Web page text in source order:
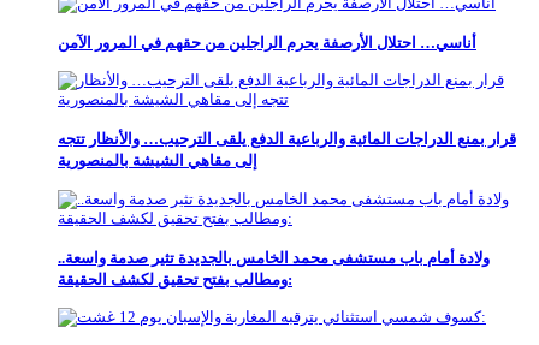
أناسي… احتلال الأرصفة يحرم الراجلين من حقهم في المرور الآمن
قرار بمنع الدراجات المائية والرباعية الدفع يلقى الترحيب… والأنظار تتجه
إلى مقاهي الشيشة بالمنصورية
ولادة أمام باب مستشفى محمد الخامس بالجديدة تثير صدمة واسعة..
ومطالب بفتح تحقيق لكشف الحقيقة: